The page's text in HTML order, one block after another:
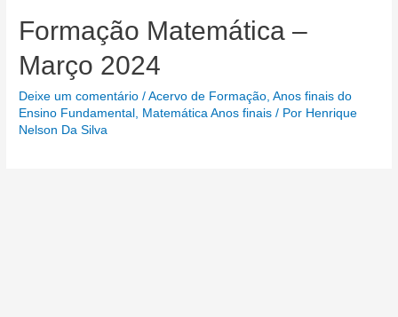
Formação Matemática –
Março 2024
Deixe um comentário /Acervo de Formação ,Anos finais do
Ensino Fundamental
Matemática Anos finais / Por Henrique
Nelson Da Silva